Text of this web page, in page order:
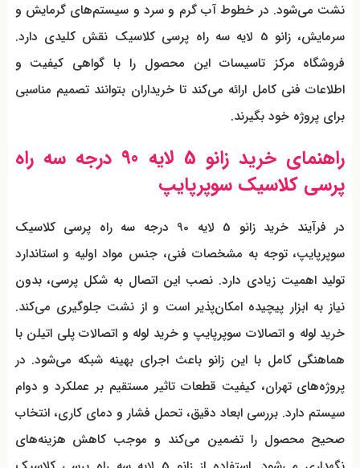
نشت می‌شود. در خطوط آب گرم و سرد و سیستم‌های گرمایش و
سرمایش، زانو 5 لایه سه راه پرسی کلاسیک نقش کلیدی دارد.
فروشگاه مرکز تاسیسات این محصول را با گواهی کیفیت و
اطلاعات فنی کامل ارائه می‌کند تا خریداران بتوانند تصمیم مناسبی
برای پروژه خود بگیرند.
راهنمای خرید زانو 5 لایه 90 درجه سه راه
پرسی کلاسیک سوپرپایپ
در فرآیند خرید زانو 5 لایه 90 درجه سه راه پرسی کلاسیک
سوپرپایپ، توجه به مشخصات فنی، جنس مواد اولیه و استاندارد
تولید اهمیت زیادی دارد. نصب این اتصال به شکل پرسی، بدون
نیاز به ابزار پیچیده امکان‌پذیر است و از نشت جلوگیری می‌کند.
خرید لوله و اتصالات سوپرپایپ و خرید لوله و اتصالات پلی اتیلن با
هماهنگی کامل با این زانو باعث اجرای بهینه شبکه می‌شود. در
پروژه‌های تهران، کیفیت قطعات تاثیر مستقیم بر عملکرد و دوام
سیستم دارد. بررسی ابعاد دقیق، تحمل فشار و دمای کاری، انتخاب
صحیح محصول را تضمین می‌کند و موجب کاهش هزینه‌های